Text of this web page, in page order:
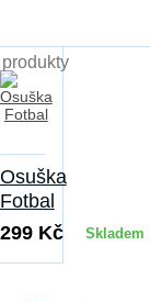
Osuška
Fotbal
299 Kč
Skladem